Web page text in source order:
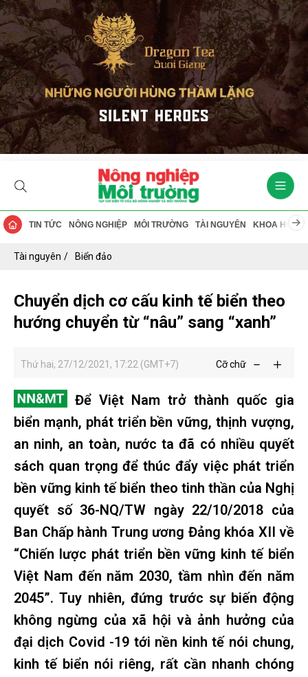
TIN TỨC NÔNG NGHIỆP MÔI TRƯỜNG TÀI NGUYÊN KHOA HỌC
Tài nguyên Biển đảo
Chuyển dịch cơ cấu kinh tế biển theo
hướng chuyển từ “nâu” sang “xanh”
Thứ hai, 27/12/2021, 17:22 (GMT+7) Cỡ chữ
Để Việt Nam trở thành quốc gia
biển mạnh, phát triển bền vững, thịnh vượng,
an ninh, an toàn, nước ta đã có nhiều quyết
sách quan trọng để thúc đẩy việc phát triển
bền vững kinh tế biển theo tinh thần của Nghị
quyết số 36-NQ/TW ngày 22/10/2018 của
Ban Chấp hành Trung ương Đảng khóa XII về
“Chiến lược phát triển bền vững kinh tế biển
Việt Nam đến năm 2030, tầm nhìn đến năm
2045”. Tuy nhiên, đứng trước sự biến động
không ngừng của xã hội và ảnh hưởng của
đại dịch Covid -19 tới nền kinh tế nói chung,
kinh tế biển nói riêng, rất cần nhanh chóng